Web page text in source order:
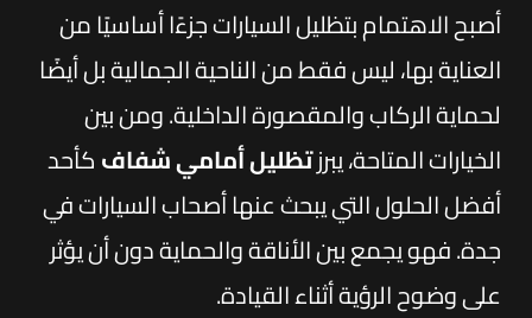
أصبح الاهتمام بتظليل السيارات جزءًا أساسيًا من
العناية بها، ليس فقط من الناحية الجمالية بل أيضًا
لحماية الركاب والمقصورة الداخلية. ومن بين
الخيارات المتاحة، يبرزتظليل أمامي شفافكأحد
أفضل الحلول التي يبحث عنها أصحاب السيارات في
جدة. فهو يجمع بين الأناقة والحماية دون أن يؤثر
على وضوح الرؤية أثناء القيادة.